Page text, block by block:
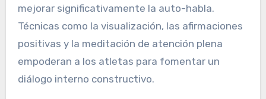
mejorar significativamente la auto-habla.
Técnicas como la visualización, las afirmaciones
positivas y la meditación de atención plena
empoderan a los atletas para fomentar un
diálogo interno constructivo.